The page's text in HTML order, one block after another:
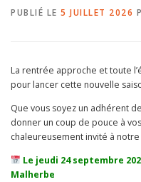
PUBLIÉ LE 5 JUILLET 2026
La rentrée approche et toute
pour lancer cette nouvelle
Que vous soyez un adhérent
donner un coup de pouce à
chaleureusement invité à
Le jeudi 24 septembre
Malherbe